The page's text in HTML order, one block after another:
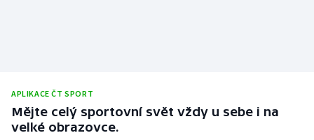
Short track
APLIKACE ČT SPORT
Mějte celý sportovní svět vždy u sebe i na
velké obrazovce.